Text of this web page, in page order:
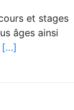
et stages
âges ainsi
[…]